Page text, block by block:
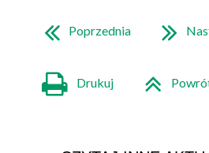
Poprzednia
Drukuj